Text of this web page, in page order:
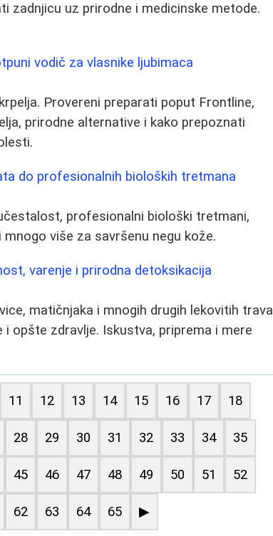
zadnjicu uz prirodne i medicinske metode.
vodič za vlasnike ljubimaca
Provereni preparati poput Frontline,
prirodne alternative i kako prepoznati
do profesionalnih bioloških tretmana
profesionalni biološki tretmani,
više za savršenu negu kože.
varenje i prirodna detoksikacija
matičnjaka i mnogih drugih lekovitih trava
opšte zdravlje. Iskustva, priprema i mere
11 12 13 14 15 16 17 18
28 29 30 31 32 33 34 35
45 46 47 48 49 50 51 52
62 63 64 65 ▶